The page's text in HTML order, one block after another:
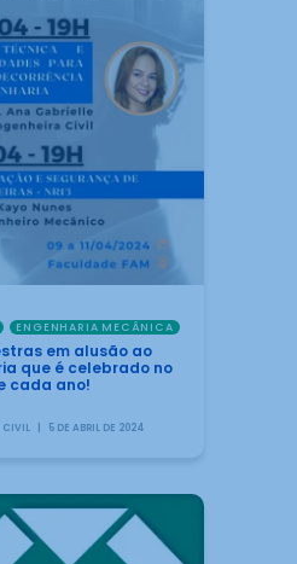
ENGENHARIA MECÂNICA
em alusão ao
que é celebrado no
cada ano!
CIVIL 5 DE ABRIL DE 2024